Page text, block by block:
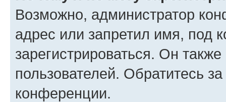
Возможно, администратор
адрес или запретил имя, под
зарегистрироваться. Он
пользователей. Обратитесь
конференции.